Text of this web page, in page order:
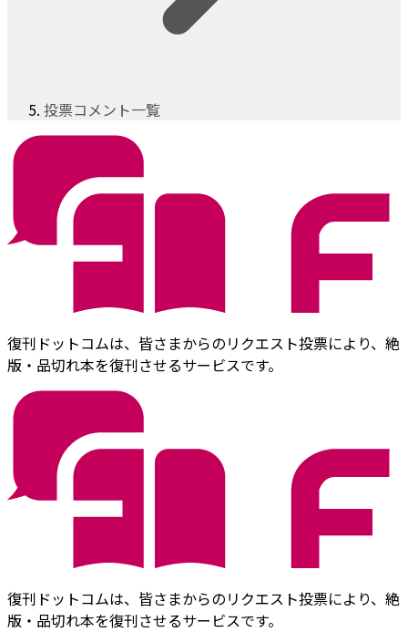
投票コメント一覧
復刊ドットコムは、皆さまからのリクエスト投票により、絶
版・品切れ本を復刊させるサービスです。
復刊ドットコムは、皆さまからのリクエスト投票により、絶
版・品切れ本を復刊させるサービスです。